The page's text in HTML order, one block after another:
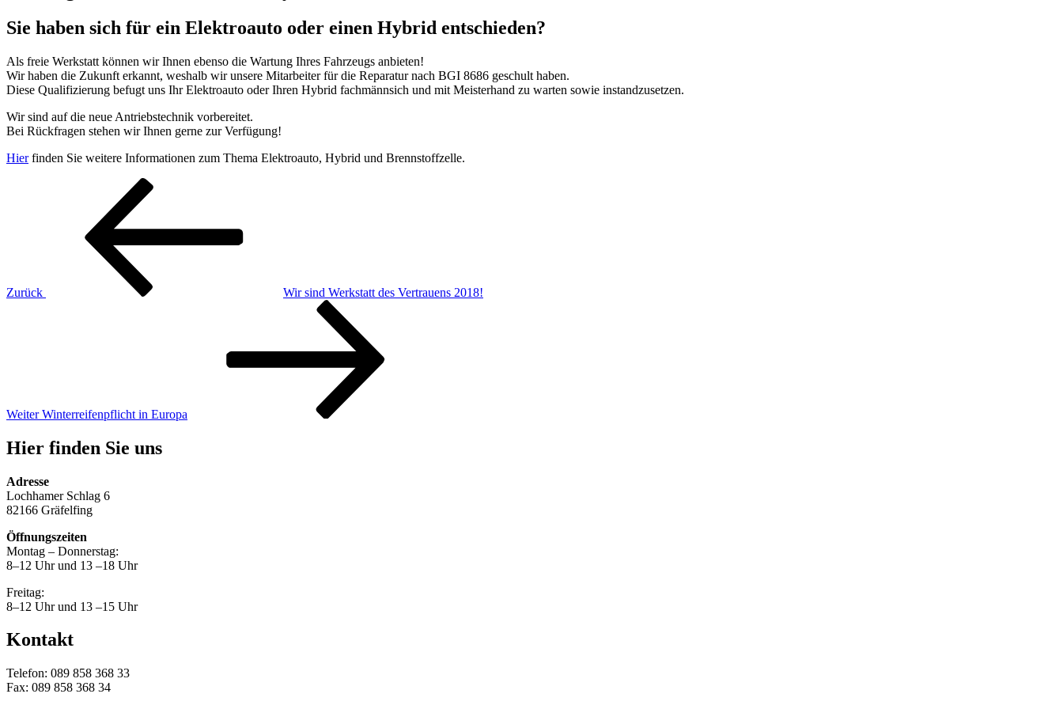
Sie haben sich für ein Elektroauto oder einen Hybrid entschieden?
Als freie Werkstatt können wir Ihnen ebenso die Wartung Ihres Fahrzeugs anbieten!
Wir haben die Zukunft erkannt, weshalb wir unsere Mitarbeiter für die Reparatur nach BGI 8686 geschult haben.
Diese Qualifizierung befugt uns Ihr Elektroauto oder Ihren Hybrid fachmännsich und mit Meisterhand zu warten sowie instandzusetzen.
Wir sind auf die neue Antriebstechnik vorbereitet.
Bei Rückfragen stehen wir Ihnen gerne zur Verfügung!
Hierfinden Sie weitere Informationen zum Thema Elektroauto, Hybrid und Brennstoffzelle.
Beitragsnavigation
Zurück
Wir sind Werkstatt des Vertrauens 2018!
Weiter Winterreifenpflicht in Europa
Hier finden Sie uns
Adresse
Lochhamer Schlag 6
82166 Gräfelfing
Öffnungszeiten
Montag – Donnerstag:
8–12 Uhr und 13 –18 Uhr
Freitag:
8–12 Uhr und 13 –15 Uhr
Kontakt
Telefon: 089 858 368 33
Fax: 089 858 368 34